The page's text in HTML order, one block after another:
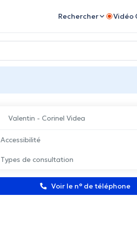
Rechercher Vidéo
Valentin - Corinel Videa
Accessibilité
Types de consultation
Voir le n° de téléphone